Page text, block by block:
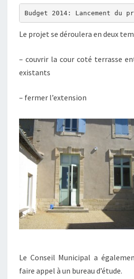
Budget 2014: Lancement
Le projet se déroulera en deux
– couvrir la cour coté terrasse
existants
– fermer l’extension
Le Conseil Municipal a
faire appel à un bureau d’étude.